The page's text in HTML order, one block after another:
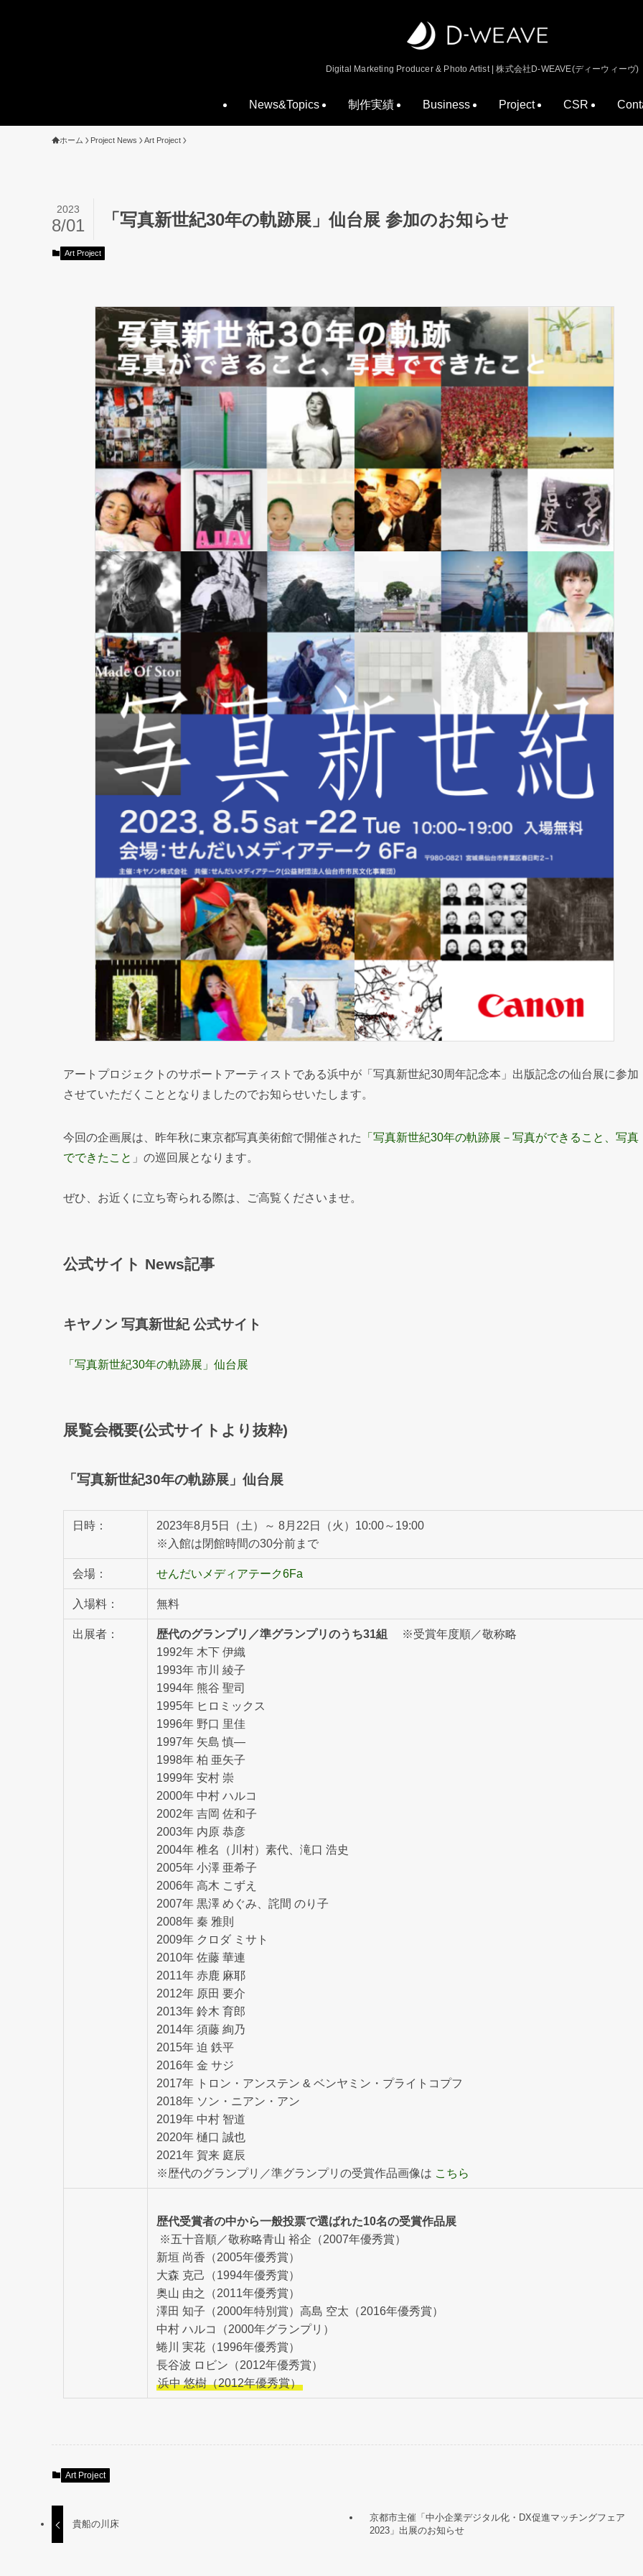
Digital Marketing Producer & Photo Artist | 株式会社D-WEAVE(ディーウィーヴ)
News&Topics 制作実績 Business Project CSR
ホーム Project News Art Project
「写真新世紀30年の軌跡展」仙台展 参加のお知らせ
2023
8/01
Art Project
アートプロジェクトのサポートアーティストである浜中が「写真新世紀30周年記念本」出版記念の仙台展に参加
させていただくこととなりましたのでお知らせいたします。
今回の企画展は、昨年秋に東京都写真美術館で開催された
「写真新世紀30年の軌跡展－写真ができること、写真
でできたこと 」の巡回展となります。
ぜひ、お近くに立ち寄られる際は、ご高覧くださいませ。
公式サイト News記事
キヤノン 写真新世紀 公式サイト
「写真新世紀30年の軌跡展」仙台展
展覧会概要(公式サイトより抜粋)
「写真新世紀30年の軌跡展」仙台展
日時：
2023年8月5日（土）～ 8月22日（火）10:00～19:00
※入館は閉館時間の30分前まで
会場： せんだいメディアテーク6Fa
入場料： 無料
出展者： 歴代のグランプリ／準グランプリのうち31組
※受賞年度順／敬称略
1992年 木下 伊織
1993年 市川 綾子
1994年 熊谷 聖司
1995年 ヒロミックス
1996年 野口 里佳
1997年 矢島 慎―
1998年 柏 亜矢子
1999年 安村 崇
2000年 中村 ハルコ
2002年 吉岡 佐和子
2003年 内原 恭彦
2004年 椎名（川村）素代、滝口 浩史
2005年 小澤 亜希子
2006年 高木 こずえ
2007年 黒澤 めぐみ、詫間 のり子
2008年 秦 雅則
2009年 クロダ ミサト
2010年 佐藤 華連
2011年 赤鹿 麻耶
2012年 原田 要介
2013年 鈴木 育郎
2014年 須藤 絢乃
2015年 迫 鉄平
2016年 金 サジ
2017年 トロン・アンステン & ベンヤミン・プライトコプフ
2018年 ソン・ニアン・アン
2019年 中村 智道
2020年 樋口 誠也
2021年 賀来 庭辰
※歴代のグランプリ／準グランプリの受賞作品画像は こちら
歴代受賞者の中から一般投票で選ばれた10名の受賞作品展
※五十音順／敬称略青山 裕企（2007年優秀賞）
新垣 尚香（2005年優秀賞）
大森 克己（1994年優秀賞）
奥山 由之（2011年優秀賞）
澤田 知子（2000年特別賞）高島 空太（2016年優秀賞）
中村 ハルコ（2000年グランプリ）
蜷川 実花（1996年優秀賞）
長谷波 ロビン（2012年優秀賞）
浜中 悠樹（2012年優秀賞）
Art Project
貴船の川床
京都市主催「中小企業デジタル化・DX促進マッチングフェア
2023」出展のお知らせ